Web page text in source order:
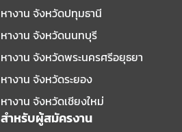
หางาน จังหวัดปทุมธานี
หางาน จังหวัดนนทบุรี
หางาน จังหวัดพระนครศรีอยุธยา
หางาน จังหวัดระยอง
หางาน จังหวัดเชียงใหม่
สำหรับผู้สมัครงาน